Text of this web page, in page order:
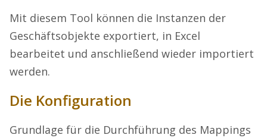
Mit diesem Tool können die Instanzen der
Geschäftsobjekte exportiert, in Excel
bearbeitet und anschließend wieder importiert
werden.
Die Konfiguration
Grundlage für die Durchführung des Mappings